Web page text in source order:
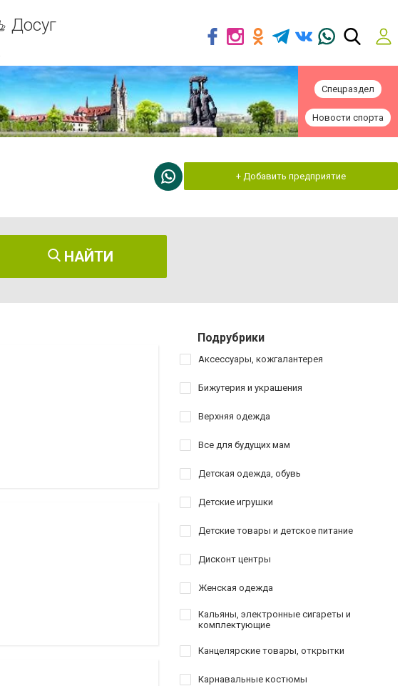
Досуг
Спецраздел
Новости спорта
+ Добавить предприятие
НАЙТИ
Подрубрики
Аксессуары, кожгалантерея
Бижутерия и украшения
Верхняя одежда
Все для будущих мам
Детская одежда, обувь
Детские игрушки
Детские товары и детское питание
Дисконт центры
Женская одежда
Кальяны, электронные сигареты и
комплектующие
Канцелярские товары, открытки
Карнавальные костюмы